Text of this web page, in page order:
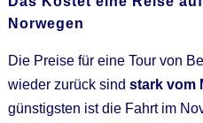
Norwegen
Die Preise für eine Tour von
wieder zurück sind stark vom
günstigsten ist die Fahrt im